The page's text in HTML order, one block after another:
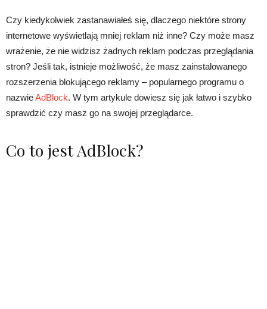
Czy kiedykolwiek zastanawiałeś się, dlaczego niektóre strony
internetowe wyświetlają mniej reklam niż inne? Czy może masz
wrażenie, że nie widzisz żadnych reklam podczas przeglądania
stron? Jeśli tak, istnieje możliwość, że ​​masz zainstalowanego
rozszerzenia blokującego reklamy – popularnego programu o
nazwieAdBlock. W tym artykule dowiesz się jak łatwo i szybko
sprawdzić czy masz go na swojej przeglądarce.
Co to jest AdBlock?